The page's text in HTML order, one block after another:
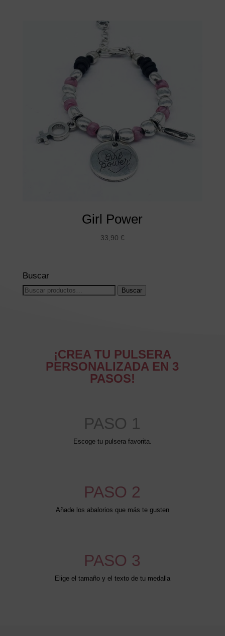
Girl Power
33,90 €
Buscar
Buscar
Buscar
¡CREA TU PULSERA
PERSONALIZADA EN 3
PASOS!
PASO 1
Escoge tu pulsera favorita.
PASO 2
Añade los abalorios que más te gusten
PASO 3
Elige el tamaño y el texto de tu medalla